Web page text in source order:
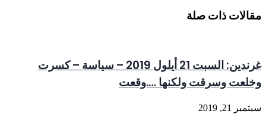
مقالات ذات صلة
غرندين: السبت 21 أيلول 2019 – سياسة – كسرت
وخلعت وسرقت ولكنها ….وقعت
سبتمبر 21, 2019